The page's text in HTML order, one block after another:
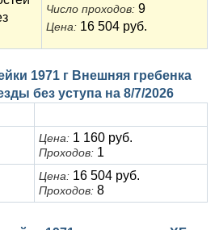
Число проходов: 9
Цена: 16 504 руб.
1971 г Внешняя гребенка
без уступа на 8/7/2026
Цена: 1 160 руб.
Проходов: 1
Цена: 16 504 руб.
Проходов: 8